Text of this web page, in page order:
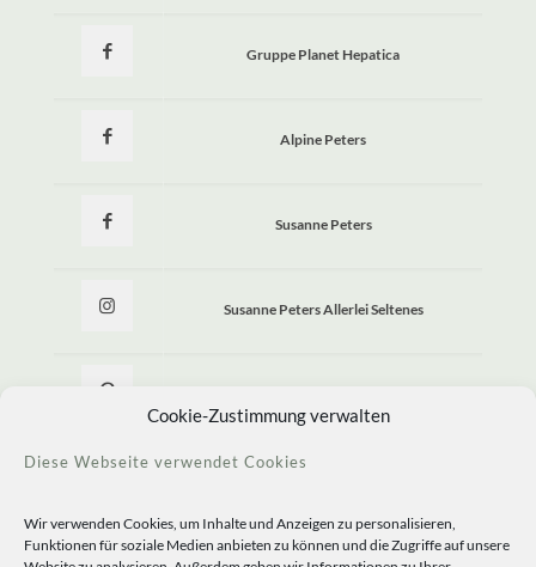
Cookie-Zustimmung verwalten
Diese Webseite verwendet Cookies
Wir verwenden Cookies, um Inhalte und Anzeigen zu personalisieren,
Funktionen für soziale Medien anbieten zu können und die Zugriffe auf unsere
Gruppe Planet Hepatica
Alpine Peters
Susanne Peters
Susanne Peters Allerlei Seltenes